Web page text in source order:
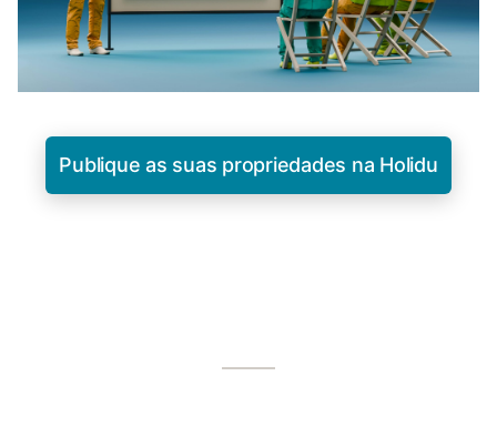
Publique as suas propriedades na Holidu